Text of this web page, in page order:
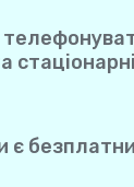
завдяки
ви
навіть якщо
на іншому
є